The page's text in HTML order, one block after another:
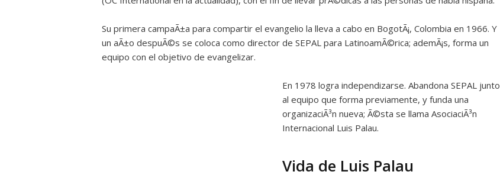
Su primera campaÃ±a para compartir el evangelio la lleva a cabo en BogotÃ¡, Colombia en 1966. Y
un aÃ±o despuÃ©s se coloca como director de SEPAL para LatinoamÃ©rica; ademÃ¡s, forma un
equipo con el objetivo de evangelizar.
En 1978 logra independizarse. Abandona SEPAL junto
al equipo que forma previamente, y funda una
organizaciÃ³n nueva; Ã©sta se llama AsociaciÃ³n
Internacional Luis Palau.
Vida de Luis Palau